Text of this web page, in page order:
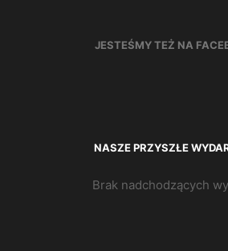
JESTEŚMY TEŻ NA
NASZE PRZYSZŁE
Brak nadchodzących